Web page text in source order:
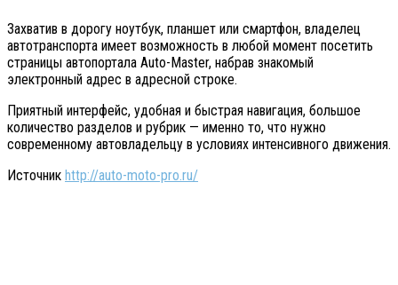
Захватив в дорогу ноутбук, планшет или смартфон, владелец
автотранспорта имеет возможность в любой момент посетить
страницы автопортала Auto-Master, набрав знакомый
электронный адрес в адресной строке.
Приятный интерфейс, удобная и быстрая навигация, большое
количество разделов и рубрик — именно то, что нужно
современному автовладельцу в условиях интенсивного движения.
Источник http://auto-moto-pro.ru/